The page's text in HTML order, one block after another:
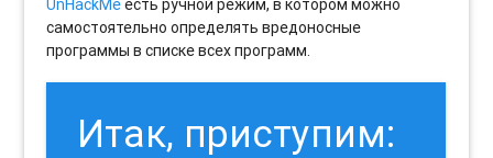
UnHackMeесть ручной режим, в котором можно
самостоятельно определять вредоносные
программы в списке всех программ.
Итак, приступим: